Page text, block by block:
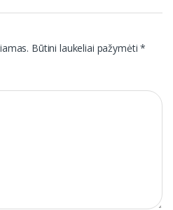
Būtini laukeliai pažymėti*